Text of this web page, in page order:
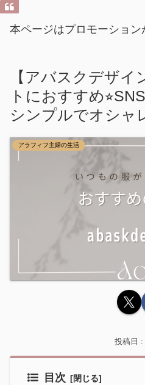
本ページはプロモーション
【アバスクデザイ
トにおすすめ
シンプルでオシャ
アラフィフ主婦の生活
目次